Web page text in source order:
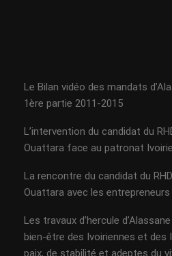
Le Bilan vidéo des mandats
1ère partie 2011-2015
L’intervention du candidat du
Ouattara face au patronat
La rencontre du candidat du
Ouattara avec les
Les travaux d’hercule
bien-être des Ivoiriennes et des
paix, de stabilité et adeptes du